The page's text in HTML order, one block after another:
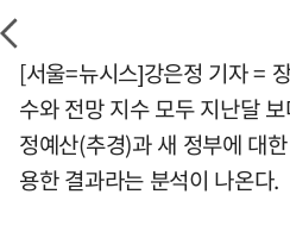
[서울=뉴시스]강은정 기자 =
수와 전망 지수 모두 지난달
정예산(추경)과 새 정부에 대
용한 결과라는 분석이 나온다.